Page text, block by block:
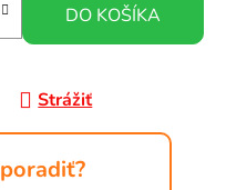
DO KOŠÍKA
Strážiť